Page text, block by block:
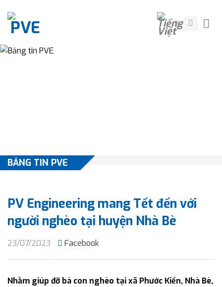
content
BẢNG TIN PVE
PV Engineering mang Tết đến với
người nghèo tại huyện Nhà Bè
23/07/2023 Facebook
Nhằm giúp đỡ bà con nghèo tại xã Phước Kiển, Nhà Bè,